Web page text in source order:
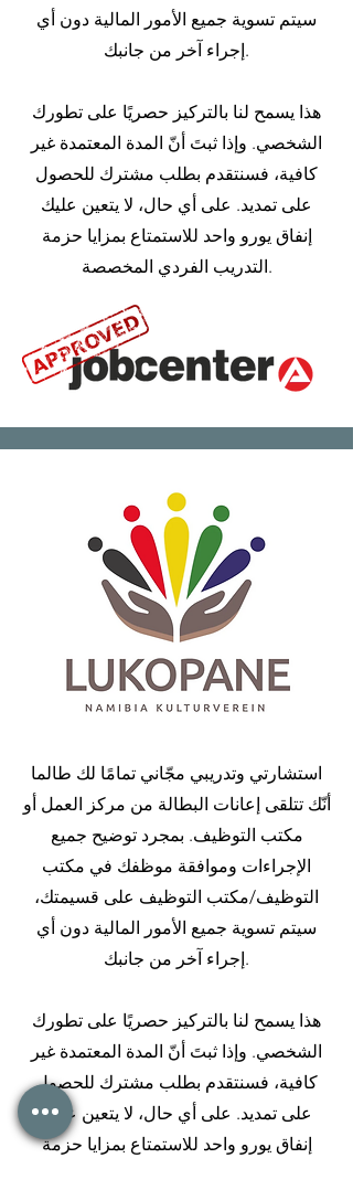
سيتم تسوية جميع الأمور المالية دون أي
إجراء آخر من جانبك.
هذا يسمح لنا بالتركيز حصريًا على تطورك
الشخصي. وإذا ثبتَ أنّ المدة المعتمدة غير
كافية، فسنتقدم بطلب مشترك للحصول
على تمديد. على أي حال، لا يتعين عليك
إنفاق يورو واحد للاستمتاع بمزايا حزمة
التدريب الفردي المخصصة.
استشارتي وتدريبي مجّاني تمامًا لك طالما
أنّك تتلقى إعانات البطالة من مركز العمل أو
مكتب التوظيف. بمجرد توضيح جميع
الإجراءات وموافقة موظفك في مكتب
التوظيف/مكتب التوظيف على قسيمتك،
سيتم تسوية جميع الأمور المالية دون أي
إجراء آخر من جانبك.
هذا يسمح لنا بالتركيز حصريًا على تطورك
الشخصي. وإذا ثبتَ أنّ المدة المعتمدة غير
كافية، فسنتقدم بطلب مشترك للحصول
على تمديد. على أي حال، لا يتعين عليك
إنفاق يورو واحد للاستمتاع بمزايا حزمة